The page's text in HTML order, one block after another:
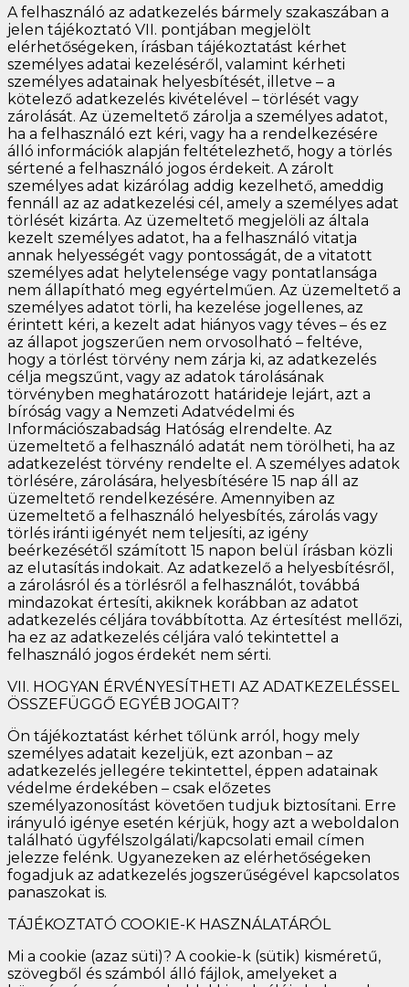
A felhasználó az adatkezelés bármely szakaszában a
jelen tájékoztató VII. pontjában megjelölt
elérhetőségeken, írásban tájékoztatást kérhet
személyes adatai kezeléséről, valamint kérheti
személyes adatainak helyesbítését, illetve – a
kötelező adatkezelés kivételével – törlését vagy
zárolását. Az üzemeltető zárolja a személyes adatot,
ha a felhasználó ezt kéri, vagy ha a rendelkezésére
álló információk alapján feltételezhető, hogy a törlés
sértené a felhasználó jogos érdekeit. A zárolt
személyes adat kizárólag addig kezelhető, ameddig
fennáll az az adatkezelési cél, amely a személyes adat
törlését kizárta. Az üzemeltető megjelöli az általa
kezelt személyes adatot, ha a felhasználó vitatja
annak helyességét vagy pontosságát, de a vitatott
személyes adat helytelensége vagy pontatlansága
nem állapítható meg egyértelműen. Az üzemeltető a
személyes adatot törli, ha kezelése jogellenes, az
érintett kéri, a kezelt adat hiányos vagy téves – és ez
az állapot jogszerűen nem orvosolható – feltéve,
hogy a törlést törvény nem zárja ki, az adatkezelés
célja megszűnt, vagy az adatok tárolásának
törvényben meghatározott határideje lejárt, azt a
bíróság vagy a Nemzeti Adatvédelmi és
Információszabadság Hatóság elrendelte. Az
üzemeltető a felhasználó adatát nem törölheti, ha az
adatkezelést törvény rendelte el. A személyes adatok
törlésére, zárolására, helyesbítésére 15 nap áll az
üzemeltető rendelkezésére. Amennyiben az
üzemeltető a felhasználó helyesbítés, zárolás vagy
törlés iránti igényét nem teljesíti, az igény
beérkezésétől számított 15 napon belül írásban közli
az elutasítás indokait. Az adatkezelő a helyesbítésről,
a zárolásról és a törlésről a felhasználót, továbbá
mindazokat értesíti, akiknek korábban az adatot
adatkezelés céljára továbbította. Az értesítést mellőzi,
ha ez az adatkezelés céljára való tekintettel a
felhasználó jogos érdekét nem sérti.
VII. HOGYAN ÉRVÉNYESÍTHETI AZ ADATKEZELÉSSEL
ÖSSZEFÜGGŐ EGYÉB JOGAIT?
Ön tájékoztatást kérhet tőlünk arról, hogy mely
személyes adatait kezeljük, ezt azonban – az
adatkezelés jellegére tekintettel, éppen adatainak
védelme érdekében – csak előzetes
személyazonosítást követően tudjuk biztosítani. Erre
irányuló igénye esetén kérjük, hogy azt a weboldalon
található ügyfélszolgálati/kapcsolati email címen
jelezze felénk. Ugyanezeken az elérhetőségeken
fogadjuk az adatkezelés jogszerűségével kapcsolatos
panaszokat is.
TÁJÉKOZTATÓ COOKIE-K HASZNÁLATÁRÓL
Mi a cookie (azaz süti)? A cookie-k (sütik) kisméretű,
szövegből és számból álló fájlok, amelyeket a